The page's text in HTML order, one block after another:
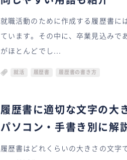
就職活動のために作成する履歴書に
ています。その中に、卒業見込みで
がほとんどでし...
就活 履歴書 履歴書の書き方
履歴書に適切な文字の大
パソコン・手書き別に解
履歴書はどれくらいの大きさの文字